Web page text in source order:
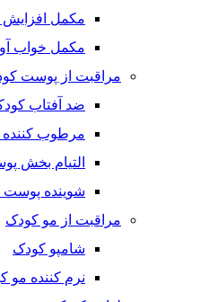
مکمل افزایش
مکمل خواب
مراقبت از پوست
ضد آفتاب
مرطوب
التیام بخش
شوینده
مراقبت از مو کودک
شامپو کودک
نرم کننده مو